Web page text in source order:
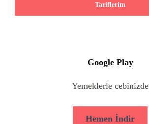
Tariflerim
Google Play
Yemeklerle cebinizde
Hemen İndir